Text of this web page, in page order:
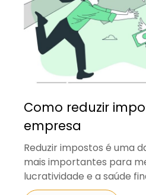
Como reduzir
empresa
Reduzir impostos é uma
mais importantes para
lucratividade e a saúde